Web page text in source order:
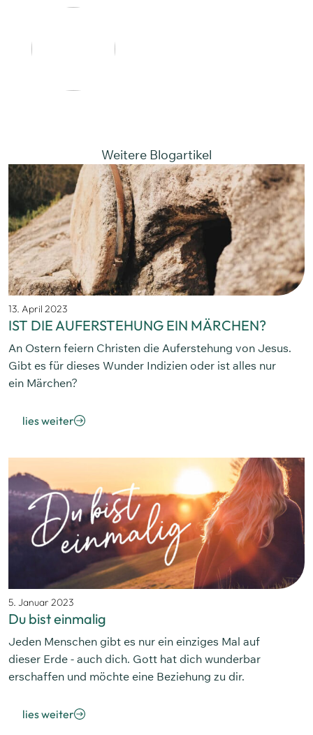
Weitere Blogartikel
13. April 2023
IST DIE AUFERSTEHUNG EIN MÄRCHEN?
An Ostern feiern Christen die Auferstehung von Jesus.
Gibt es für dieses Wunder Indizien oder ist alles nur
ein Märchen?
lies weiter
5. Januar 2023
Du bist einmalig
Jeden Menschen gibt es nur ein einziges Mal auf
dieser Erde - auch dich. Gott hat dich wunderbar
erschaffen und möchte eine Beziehung zu dir.
lies weiter